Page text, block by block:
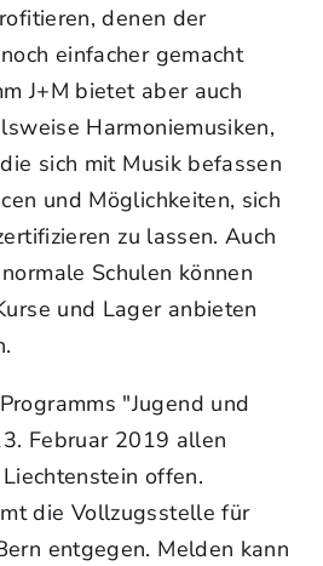
denen der
einfacher gemacht
J+M bietet aber auch
Harmoniemusiken,
sich mit Musik befassen
und Möglichkeiten, sich
zu lassen. Auch
Schulen können
und Lager anbieten
"Jugend und
Februar 2019 allen
offen.
die Vollzugsstelle für
entgegen. Melden kann